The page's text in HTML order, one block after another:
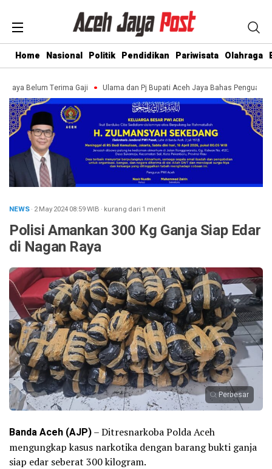
Home Nasional Politik Pendidikan Pariwisata Olahraga
Terima Gaji Ulama dan Pj Bupati Aceh Jaya Bahas Penguatan
NEWS· 2 May 202408:59WIB · kurang dari 1 menit
Polisi Amankan 300 Kg Ganja Siap Edar
di Nagan Raya
Perbesar
Banda Aceh (AJP)– Ditresnarkoba Polda Aceh
mengungkap kasus narkotika dengan barang bukti ganja
siap edar seberat 300 kilogram.